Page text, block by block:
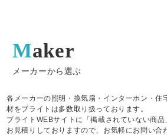
Maker
メーカーから選ぶ
各メーカーの照明・換気扇・インターホン・住
材をブライトは多数取り扱っております。
ブライトWEBサイトに「掲載されていない商品
お見積りしておりますので、お気軽にお問い合